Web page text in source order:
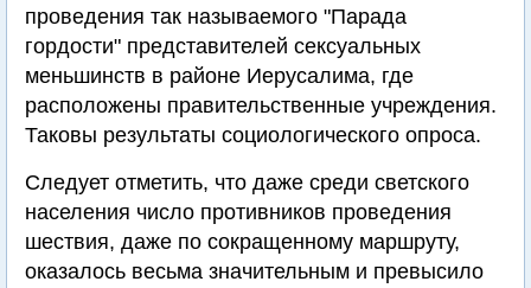
проведения так называемого "Парада
гордости" представителей сексуальных
меньшинств в районе Иерусалима, где
расположены правительственные учреждения.
Таковы результаты социологического опроса.
Следует отметить, что даже среди светского
населения число противников проведения
шествия, даже по сокращенному маршруту,
оказалось весьма значительным и превысило